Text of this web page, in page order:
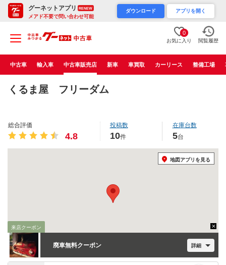
グーネットアプリ RENEW
メアド不要で問い合わせ可能
ダウンロード アプリを開く
0
お気に入り 閲覧履歴
中古車 輸入車 中古車販売店 新車 車買取 カーリース 整備工場
くるま屋 フリーダム
総合評価
4.8
投稿数
10件
在庫台数
5台
来店クーポン
廃車無料クーポン 詳細
地図アプリを見る